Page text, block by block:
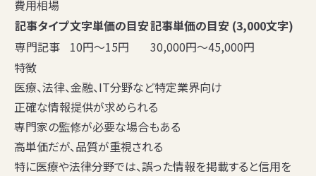
費用相場
記事タイプ文字単価の目安記事単価の目安 (3,000文字)
専門記事
10円〜15円
30,000円〜45,000円
特徴
医療、法律、金融、IT分野など特定業界向け
正確な情報提供が求められる
専門家の監修が必要な場合もある
高単価だが、品質が重視される
特に医療や法律分野では、誤った情報を掲載すると信用を